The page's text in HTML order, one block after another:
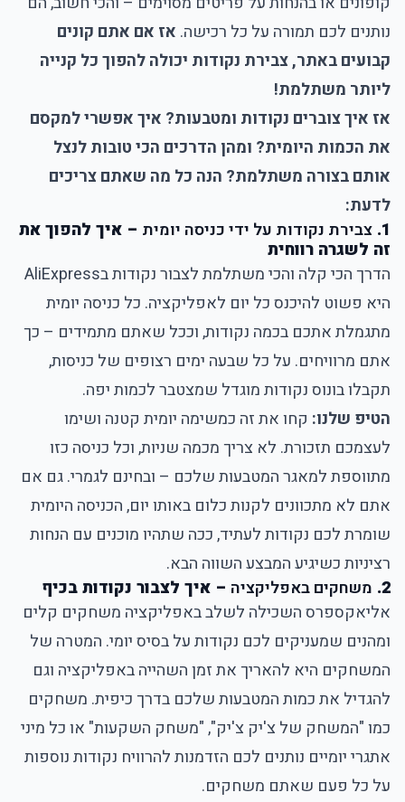
נותנים לכם תמורה על כל רכישה. אז אם אתם קונים
קבועים באתר, צבירת נקודות יכולה להפוך כל קנייה
ליותר משתלמת!
אז איך צוברים נקודות ומטבעות? איך אפשרי למקסם
את הכמות היומית? ומהן הדרכים הכי טובות לנצל
אותם בצורה משתלמת? הנה כל מה שאתם צריכים
לדעת:
1. צבירת נקודות על ידי כניסה יומית – איך להפוך את
זה לשגרה רווחית
הדרך הכי קלה והכי משתלמתלצבור נקודות בAliExpress
היא פשוט להיכנס כל יום לאפליקציה. כל כניסה יומית
מתגמלת אתכם בכמה נקודות, וככל שאתם מתמידים – כך
אתם מרוויחים. על כל שבעה ימים רצופים של כניסות,
תקבלו בונוס נקודות מוגדל שמצטבר לכמות יפה.
הטיפ שלנו: קחו את זה כמשימה יומית קטנה ושימו
לעצמכם תזכורת. לא צריך מכמה שניות, וכל כניסה כזו
מתווספת למאגר המטבעות שלכם – ובחינם לגמרי. גם אם
אתם לא מתכוונים לקנות כלום באותו יום, הכניסה היומית
שומרת לכם נקודות לעתיד, ככה שתהיו מוכנים עם הנחות
רציניות כשיגיע המבצע השווה הבא.
2. משחקים באפליקציה – איך לצבור נקודות בכיף
אליאקספרסהשכילה לשלב באפליקציה משחקים קלים
ומהנים שמעניקים לכם נקודות על בסיס יומי. המטרה של
המשחקים היא להאריך את זמן השהייה באפליקציה וגם
להגדיל את כמות המטבעות שלכם בדרך כיפית. משחקים
כמו "המשחק של צ'יק צ'יק", "משחק השקעות" או כל מיני
אתגרי יומיים נותנים לכם הזדמנות להרוויח נקודות נוספות
על כל פעם שאתם משחקים.